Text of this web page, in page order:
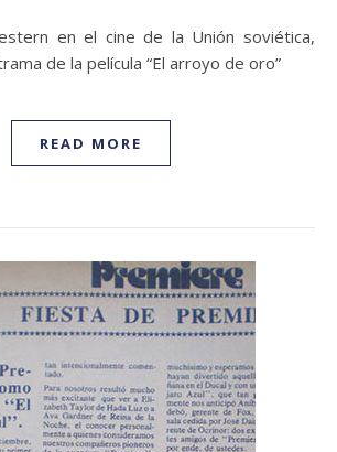
de la película “El arroyo de oro”
READ MORE